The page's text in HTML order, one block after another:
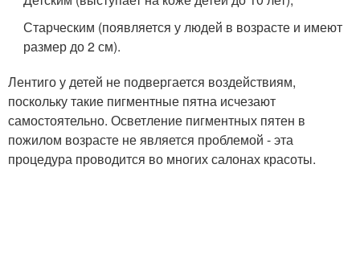
Старческим (появляется у людей в возрасте и имеют
размер до 2 см).
Лентиго у детей не подвергается воздействиям,
поскольку такие пигментные пятна исчезают
самостоятельно. Осветление пигментных пятен в
пожилом возрасте не является проблемой - эта
процедура проводится во многих салонах красоты.